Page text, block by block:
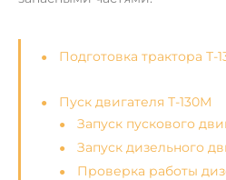
Подготовка трактора Т-
Пуск двигателя Т-130М
Запуск пускового
Запуск дизельного
Проверка работы